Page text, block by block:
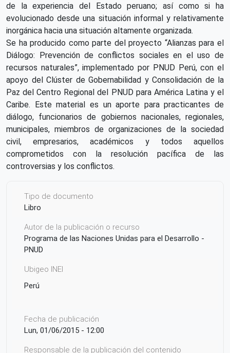
de la experiencia del Estado peruano; así como si ha
evolucionado desde una situación informal y relativamente
inorgánica hacia una situación altamente organizada.
Se ha producido como parte del proyecto “Alianzas para el
Diálogo: Prevención de conflictos sociales en el uso de
recursos naturales”, implementado por PNUD Perú, con el
apoyo del Clúster de Gobernabilidad y Consolidación de la
Paz del Centro Regional del PNUD para América Latina y el
Caribe. Este material es un aporte para practicantes de
diálogo, funcionarios de gobiernos nacionales, regionales,
municipales, miembros de organizaciones de la sociedad
civil, empresarios, académicos y todos aquellos
comprometidos con la resolución pacífica de las
controversias y los conflictos.
Tipo de documento
Libro
Autor de la publicación o recurso
Programa de las Naciones Unidas para el Desarrollo -
PNUD
Ubigeo INEI
Perú
Fecha de publicación
Lun, 01/06/2015 - 12:00
Responsable de la publicación del contenido